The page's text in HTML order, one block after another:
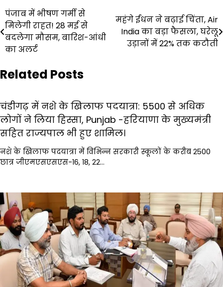
Post
navigation
पंजाब में भीषण गर्मी से
मिलेगी राहत! 28 मई से
बदलेगा मौसम, बारिश-आंधी
का अलर्ट
महंगे ईंधन ने बढ़ाई चिंता, Air
India का बड़ा फैसला, घरेलू
उड़ानों में 22% तक कटौती
Related Posts
चंडीगढ़ में नशे के खिलाफ पदयात्रा: 5500 से अधिक
लोगों ने लिया हिस्सा, Punjab -हरियाणा के मुख्यमंत्री
सहित राज्यपाल भी हुए शामिल।
नशे के खिलाफ पदयात्रा में विभिन्न सरकारी स्कूलों के करीब 2500
छात्र जीएमएसएसएस-16, 18, 22…